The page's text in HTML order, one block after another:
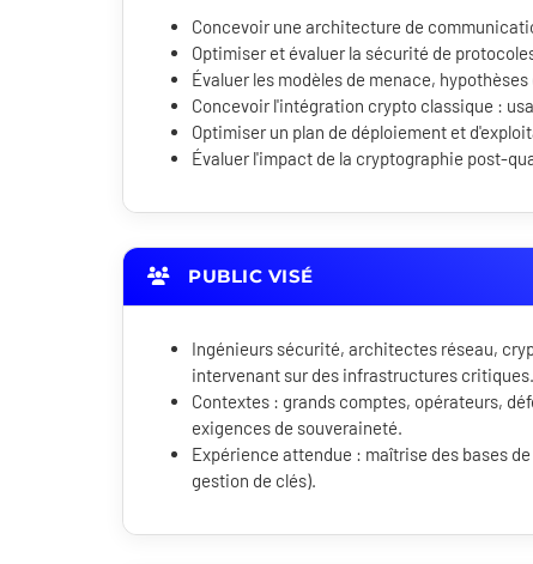
Concevoir une architecture de
Optimiser et évaluer la sécurité de
Évaluer les modèles de menace,
Concevoir l'intégration crypto classique :
Optimiser un plan de déploiement et
Évaluer l'impact de la cryptographie post-
PUBLIC VISÉ
Ingénieurs sécurité, architectes réseau,
intervenant sur des infrastructures critiques.
Contextes : grands comptes, opérateurs,
exigences de souveraineté.
Expérience attendue : maîtrise des bases
gestion de clés).